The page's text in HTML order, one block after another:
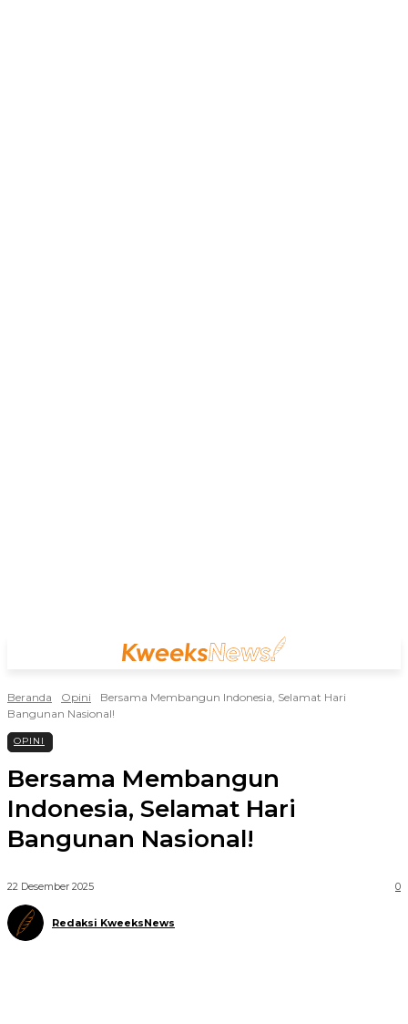
Beranda Opini
Bersama Membangun Indonesia, Selamat Hari
Bangunan Nasional!
OPINI
Bersama Membangun
Indonesia, Selamat Hari
Bangunan Nasional!
0
22 Desember 2025
Redaksi KweeksNews